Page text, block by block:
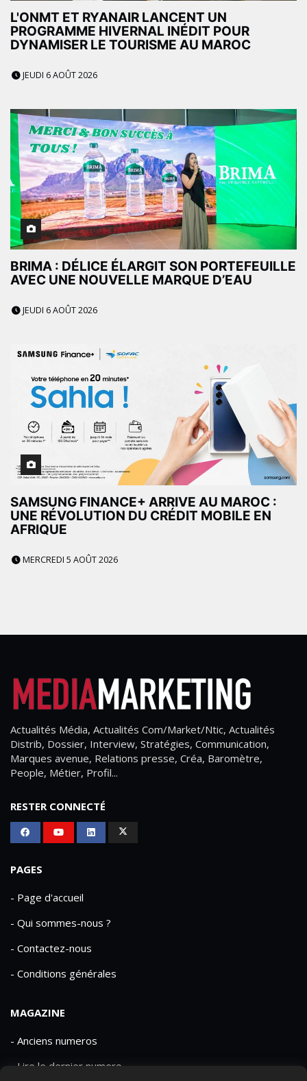
L'ONMT ET RYANAIR LANCENT UN
PROGRAMME HIVERNAL INÉDIT POUR
DYNAMISER LE TOURISME AU MAROC
JEUDI 6 AOÛT 2026
BRIMA : DÉLICE ÉLARGIT SON PORTEFEUILLE
AVEC UNE NOUVELLE MARQUE D’EAU
JEUDI 6 AOÛT 2026
SAMSUNG FINANCE+ ARRIVE AU MAROC :
UNE RÉVOLUTION DU CRÉDIT MOBILE EN
AFRIQUE
MERCREDI 5 AOÛT 2026
Actualités Média, Actualités Com/Market/Ntic, Actualités
Distrib, Dossier, Interview, Stratégies, Communication,
Marques avenue, Relations presse, Créa, Baromètre,
People, Métier, Profil...
RESTER CONNECTÉ
PAGES
- Page d'accueil
- Qui sommes-nous ?
- Contactez-nous
- Conditions générales
MAGAZINE
- Anciens numeros
- Lire le dernier numero